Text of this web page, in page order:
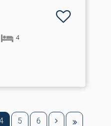
4
5 6